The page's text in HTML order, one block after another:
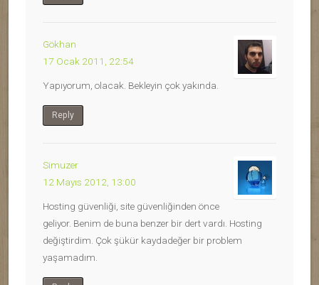
Gökhan
17 Ocak 2011, 22:54
Yapıyorum, olacak. Bekleyin çok yakında.
Reply
Simuzer
12 Mayıs 2012, 13:00
Hosting güvenliği, site güvenliğinden önce
geliyor. Benim de buna benzer bir dert vardı. Hosting
değiştirdim. Çok şükür kaydadeğer bir problem
yaşamadım.